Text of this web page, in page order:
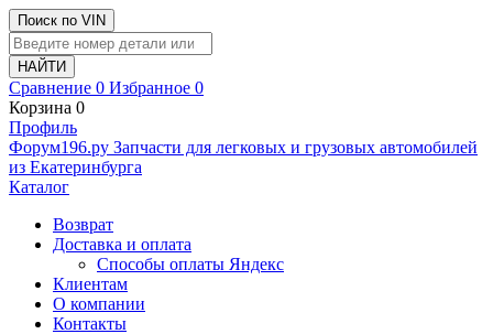
Поиск по VIN
Сравнение 0 Избранное 0
Корзина 0
Профиль
Фoрум196.ру Запчасти для легковых и грузовых автомобилей
из Екатеринбурга
Каталог
Возврат
Доставка и оплата
Способы оплаты Яндекс
Клиентам
О компании
Контакты